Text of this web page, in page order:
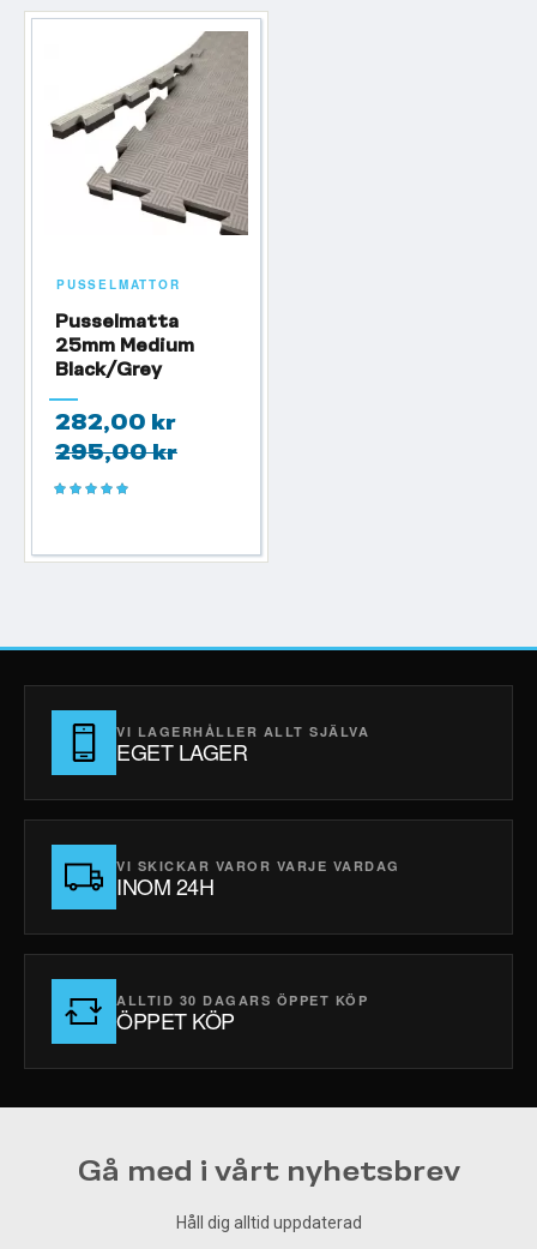
PUSSELMATTOR
Pusselmatta
25mm Medium
Black/Grey
282,00 kr
295,00 kr
Betyg:
VI LAGERHÅLLER ALLT SJÄLVA
EGET LAGER
VI SKICKAR VAROR VARJE VARDAG
INOM 24H
ALLTID 30 DAGARS ÖPPET KÖP
ÖPPET KÖP
Gå med i vårt nyhetsbrev
Håll dig alltid uppdaterad